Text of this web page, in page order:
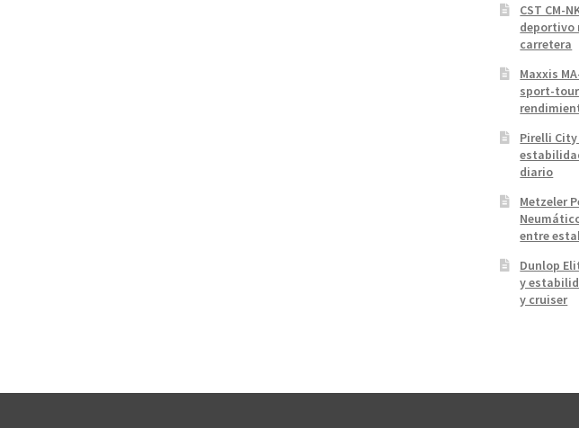
CST CM-
deportivo
carretera
Maxxis
sport-
Pirelli
diario
Metzeler
entre
Dunlop
y
y cruiser